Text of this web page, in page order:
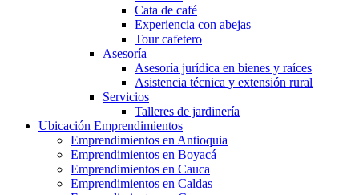
Cata de café
Experiencia con abejas
Tour cafetero
Asesoría
Asesoría jurídica en bienes y raíces
Asistencia técnica y extensión rural
Servicios
Talleres de jardinería
Ubicación Emprendimientos
Emprendimientos en Antioquia
Emprendimientos en Boyacá
Emprendimientos en Cauca
Emprendimientos en Caldas